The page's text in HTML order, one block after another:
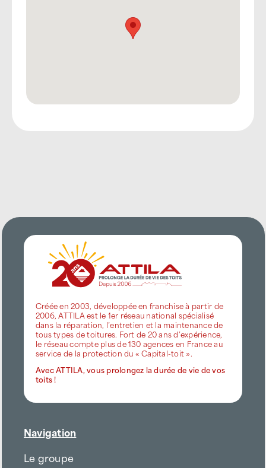
Créée en 2003, développée en franchise à partir de
2006, ATTILA est le 1er réseau national spécialisé
dans la réparation, l’entretien et la maintenance de
tous types de toitures. Fort de 20 ans d’expérience,
le réseau compte plus de 130 agences en France au
service de la protection du « Capital-toit ».
Avec ATTILA, vous prolongez la durée de vie de vos
toits !
Navigation
Le groupe